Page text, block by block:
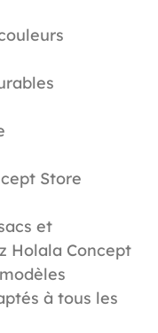
Store
et
Holala Concept
à tous les